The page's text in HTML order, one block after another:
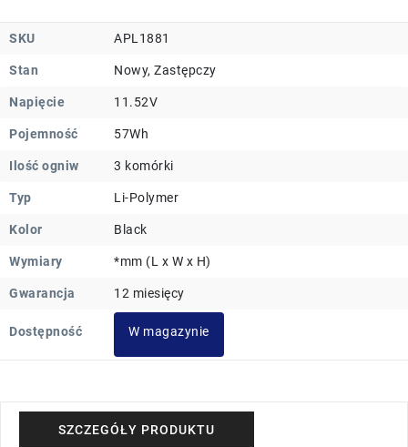
SKU APL1881
Stan Nowy, Zastępczy
Napięcie 11.52V
Pojemność 57Wh
Ilość ogniw 3 komórki
Typ Li-Polymer
Kolor Black
Wymiary *mm (L x W x H)
Gwarancja 12 miesięcy
Dostępność W magazynie
SZCZEGÓŁY PRODUKTU